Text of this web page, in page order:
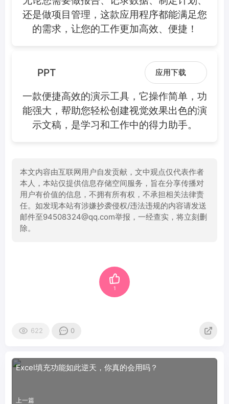
还是做项目管理，这款应用程序都能满足您
的需求，让您的工作更加高效、便捷！
PPT 应用下载
一款便捷高效的演示工具，它操作简单，功
能强大，帮助您轻松创建视觉效果出色的演
示文稿，是学习和工作中的得力助手。
本文内容由互联网用户自发贡献，文中观点仅代表作者
本人，本站仅提供信息存储空间服务，旨在分享传播对
用户有价值的信息，不拥有所有权，不承担相关法律责
任。如发现本站有涉嫌抄袭侵权/违法违规的内容请发送
邮件至94508324@qq.com举报，一经查实，将立刻删
除。
1
622 0
Excel填充功能如此逆天，你真的会用吗？
上一篇